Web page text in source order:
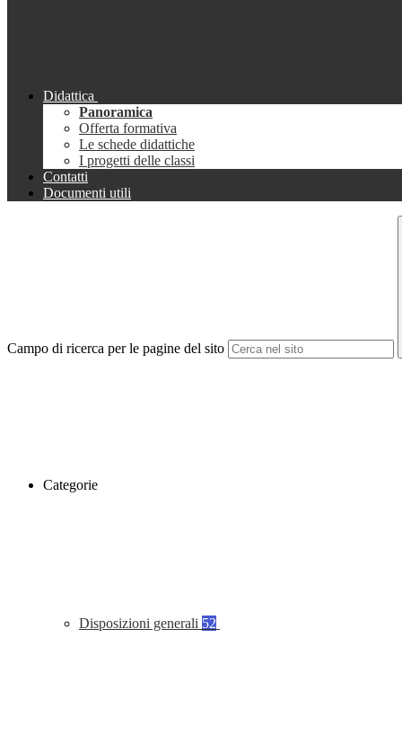
Didattica
Panoramica
Offerta formativa
Le schede didattiche
I progetti delle classi
Contatti
Documenti utili
Campo di ricerca per le pagine del sito
Categorie
Disposizioni generali 52